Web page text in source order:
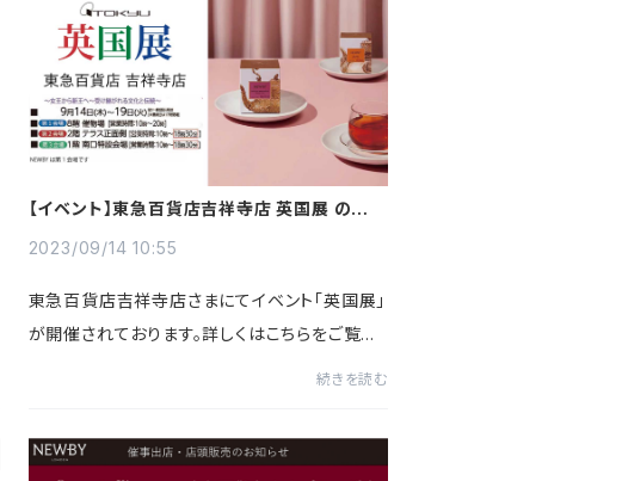
【イベント】東急百貨店吉祥寺店 英国展 のお知
2023/09/14 10:55
東急百貨店吉祥寺店さまにてイベント「英国展」
が開催されております。詳しくはこちらをご覧く
続きを読む